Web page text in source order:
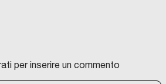
per inserire un commento